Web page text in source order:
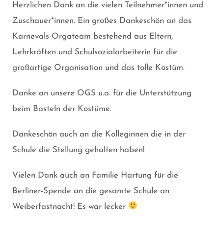
Herzlichen Dank an die vielen Teilnehmer*innen und
Zuschauer*innen. Ein großes Dankeschön an das
Karnevals-Orgateam bestehend aus Eltern,
Lehrkräften und Schulsozialarbeiterin für die
großartige Organisation und das tolle Kostüm.
Danke an unsere OGS u.a. für die Unterstützung
beim Basteln der Kostüme.
Dankeschön auch an die Kolleginnen die in der
Schule die Stellung gehalten haben!
Vielen Dank auch an Familie Hartung für die
Berliner-Spende an die gesamte Schule an
Weiberfastnacht! Es war lecker